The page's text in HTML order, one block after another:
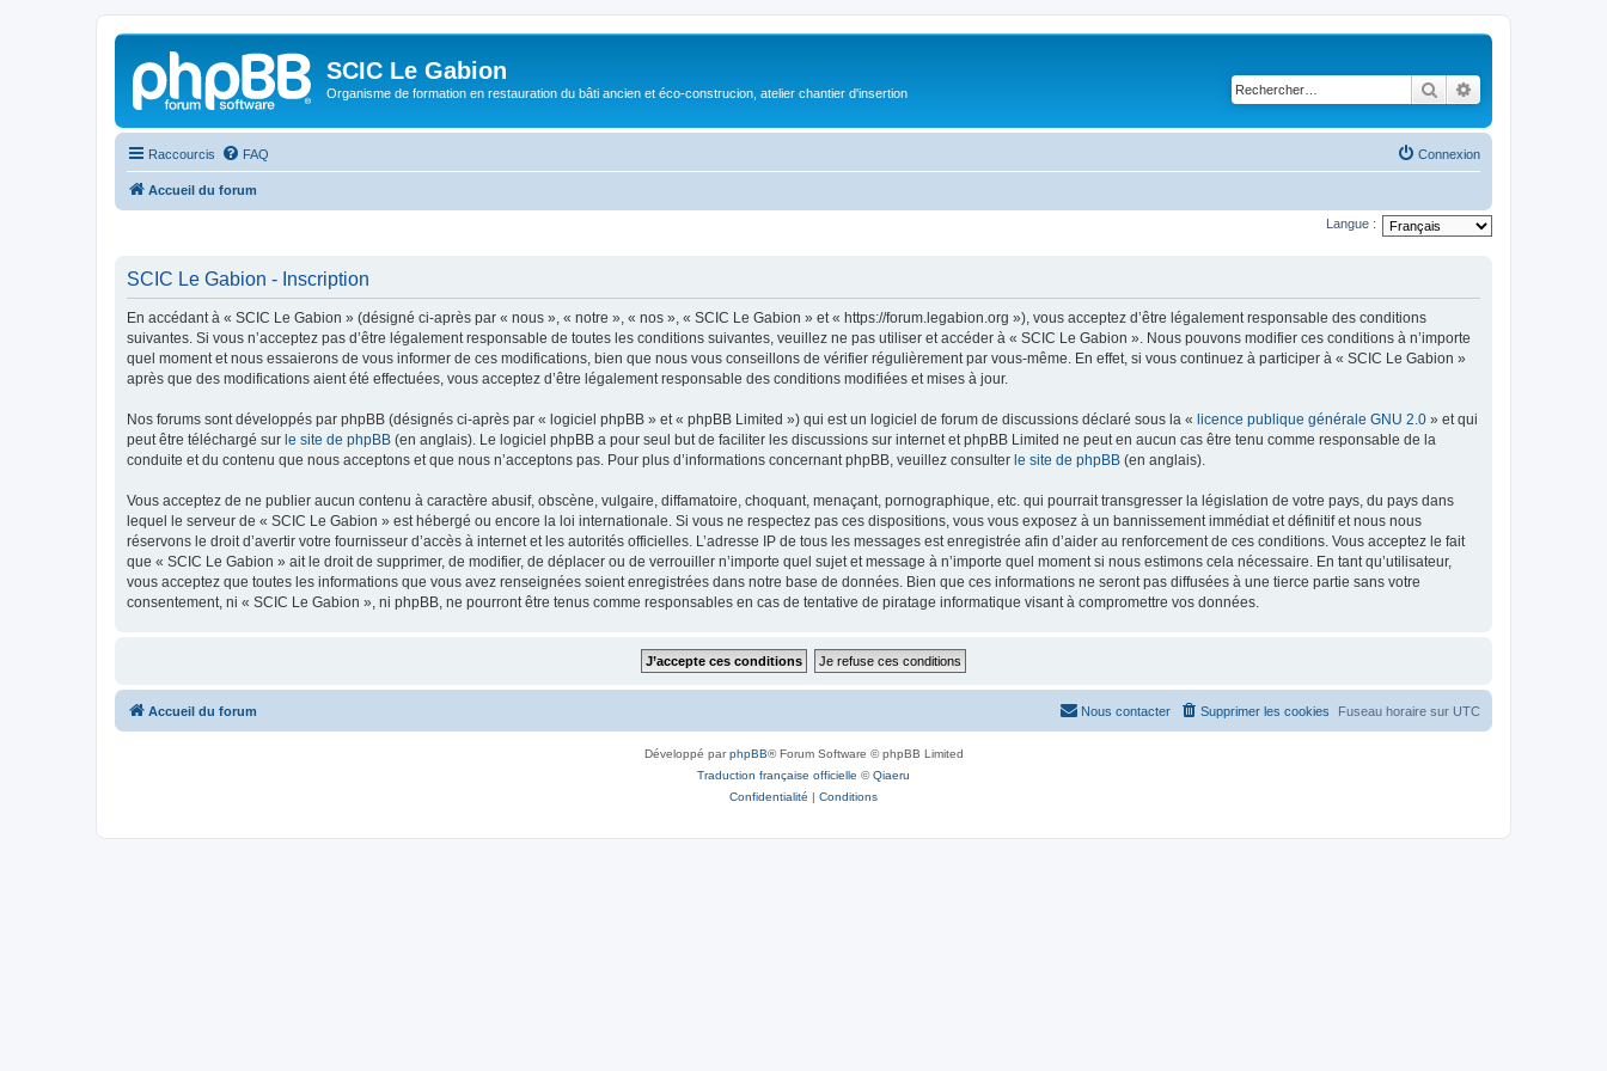
SCIC Le Gabion
Organisme de formation en restauration du bâti ancien et éco-construcion, atelier chantier d'insertion Rechercher
Raccourcis FAQ Connexion
Accueil du forum
Langue :
SCIC Le Gabion - Inscription
En accédant à « SCIC Le Gabion » (désigné ci-après par « nous », « notre », « nos », « SCIC Le Gabion » et « https://forum.legabion.org »), vous acceptez d’être légalement responsable des conditions
suivantes. Si vous n’acceptez pas d’être légalement responsable de toutes les conditions suivantes, veuillez ne pas utiliser et accéder à « SCIC Le Gabion ». Nous pouvons modifier ces conditions à n’importe
quel moment et nous essaierons de vous informer de ces modifications, bien que nous vous conseillons de vérifier régulièrement par vous-même. En effet, si vous continuez à participer à « SCIC Le Gabion »
après que des modifications aient été effectuées, vous acceptez d’être légalement responsable des conditions modifiées et mises à jour.
Nos forums sont développés par phpBB (désignés ci-après par « logiciel phpBB » et « phpBB Limited ») qui est un logiciel de forum de discussions déclaré sous la « licence publique générale GNU 2.0 » et qui
peut être téléchargé sur le site de phpBB (en anglais). Le logiciel phpBB a pour seul but de faciliter les discussions sur internet et phpBB Limited ne peut en aucun cas être tenu comme responsable de la
conduite et du contenu que nous acceptons et que nous n’acceptons pas. Pour plus d’informations concernant phpBB, veuillez consulter le site de phpBB (en anglais).
Vous acceptez de ne publier aucun contenu à caractère abusif, obscène, vulgaire, diffamatoire, choquant, menaçant, pornographique, etc. qui pourrait transgresser la législation de votre pays, du pays dans
lequel le serveur de « SCIC Le Gabion » est hébergé ou encore la loi internationale. Si vous ne respectez pas ces dispositions, vous vous exposez à un bannissement immédiat et définitif et nous nous
réservons le droit d’avertir votre fournisseur d’accès à internet et les autorités officielles. L’adresse IP de tous les messages est enregistrée afin d’aider au renforcement de ces conditions. Vous acceptez le fait
que « SCIC Le Gabion » ait le droit de supprimer, de modifier, de déplacer ou de verrouiller n’importe quel sujet et message à n’importe quel moment si nous estimons cela nécessaire. En tant qu’utilisateur,
vous acceptez que toutes les informations que vous avez renseignées soient enregistrées dans notre base de données. Bien que ces informations ne seront pas diffusées à une tierce partie sans votre
consentement, ni « SCIC Le Gabion », ni phpBB, ne pourront être tenus comme responsables en cas de tentative de piratage informatique visant à compromettre vos données.
Accueil du forum Fuseau horaire sur UTC
Supprimer les cookies
Nous contacter
Développé parphpBB® Forum Software © phpBB Limited
Traduction française officielle ©Qiaeru
Confidentialité | Conditions